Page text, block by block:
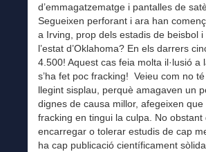
d’emmagatzematge i pantalles de
Segueixen perforant i ara han
a Irving, prop dels estadis de beisbol
l’estat d’Oklahoma? En els darrers
4.500! Aquest cas feia molta il·lusió
s’ha fet poc fracking! Veieu com no
llegint sisplau, perquè amagaven un
dignes de causa millor, afegeixen
fracking en tingui la culpa. No
encarregar o tolerar estudis de cap
ha cap publicació científicament